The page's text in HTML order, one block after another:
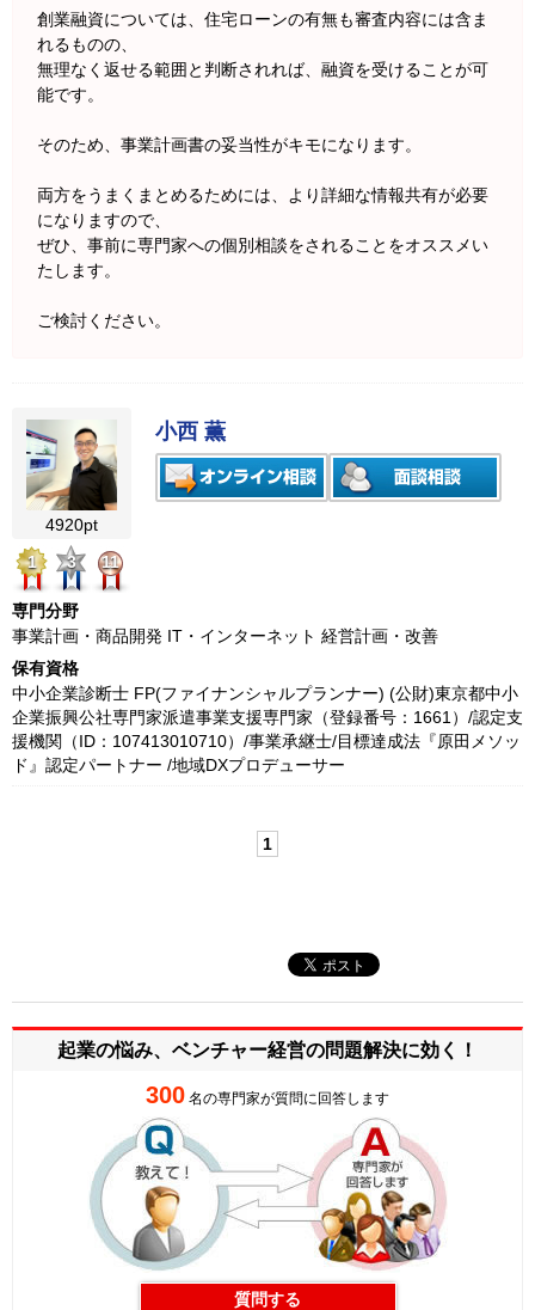
創業融資については、住宅ローンの有無も審査内容には含ま
れるものの、
無理なく返せる範囲と判断されれば、融資を受けることが可
能です。
そのため、事業計画書の妥当性がキモになります。
両方をうまくまとめるためには、より詳細な情報共有が必要
になりますので、
ぜひ、事前に専門家への個別相談をされることをオススメい
たします。
ご検討ください。
4920pt
1
3 11
小西 薫
専門分野
事業計画・商品開発 IT・インターネット 経営計画・改善
保有資格
中小企業診断士 FP(ファイナンシャルプランナー) (公財)東京都中小
企業振興公社専門家派遣事業支援専門家（登録番号：1661）/認定支
援機関（ID：107413010710）/事業承継士/目標達成法『原田メソッ
ド』認定パートナー /地域DXプロデューサー
1
起業の悩み、ベンチャー経営の問題解決に効く！
300 名の専門家が質問に回答します
質問する